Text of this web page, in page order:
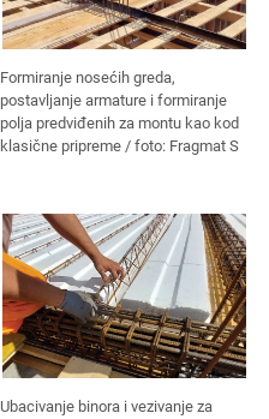
Formiranje nosećih greda,
postavljanje armature i formiranje
polja predviđenih za montu kao kod
klasične pripreme / foto: Fragmat S
Ubacivanje binora i vezivanje za